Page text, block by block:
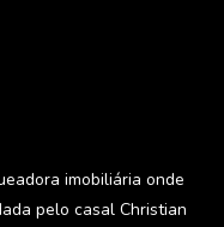
imobiliária onde
pelo casal Christian